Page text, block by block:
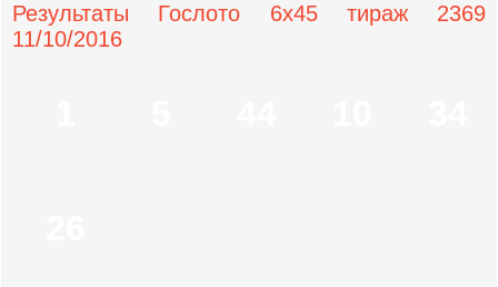
Результаты Гослото 6x45 тираж 2369
11/10/2016